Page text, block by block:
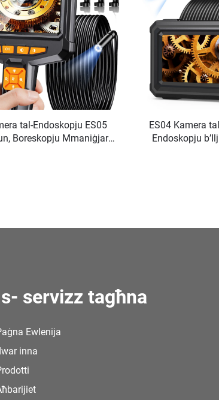
tal-Endoskopju ES05
Boreskopju Mmaniġjar
ES04 Kamera
Endoskopju
servizz tagħna
Ewlenija
inna